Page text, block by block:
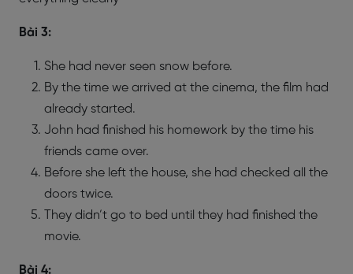
Bài 3:
She had never seen snow before.
By the time we arrived at the cinema, the film had
already started.
John had finished his homework by the time his
friends came over.
Before she left the house, she had checked all the
doors twice.
They didn’t go to bed until they had finished the
movie.
Bài 4: